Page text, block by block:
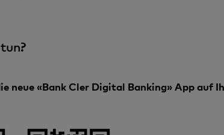
neue «Bank Cler Digital Banking» App auf